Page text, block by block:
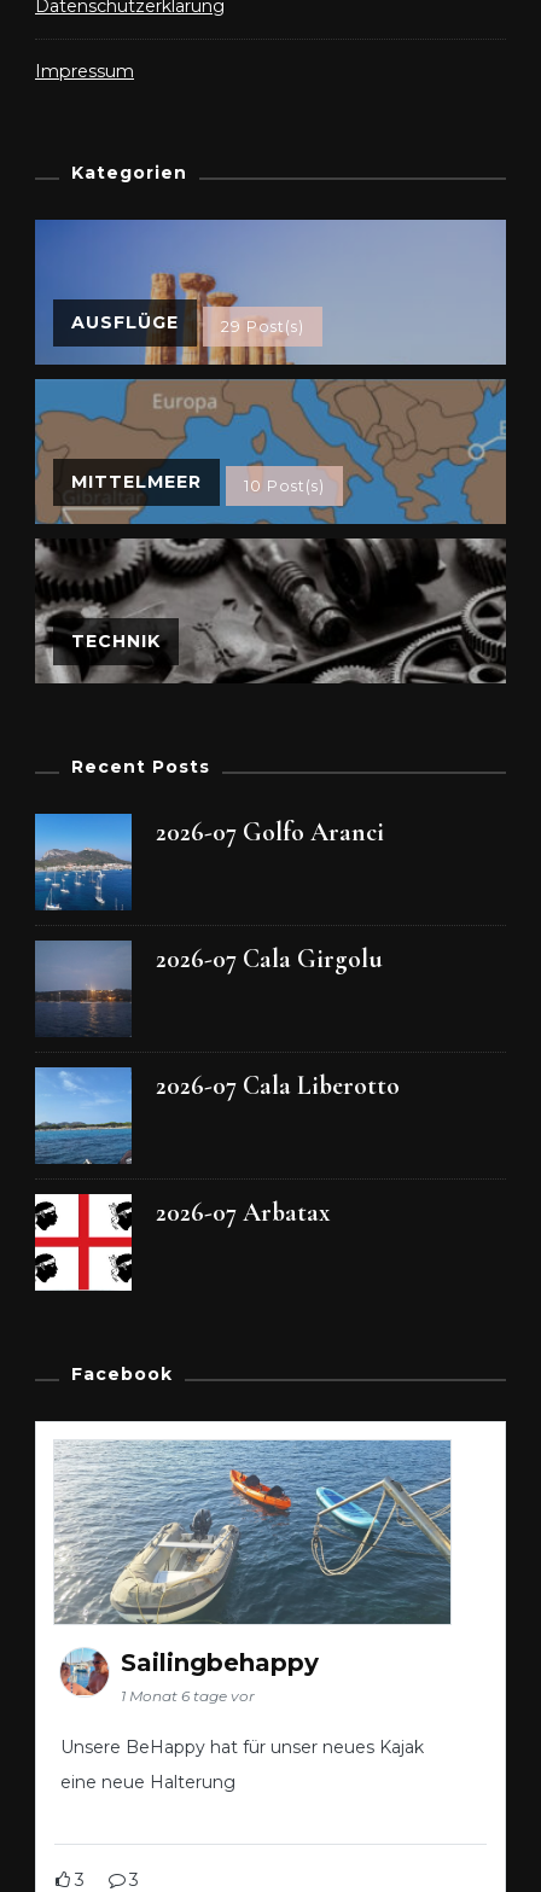
Datenschutzerklärung
Impressum
Kategorien
AUSFLÜGE 29 Post(s)
MITTELMEER 10 Post(s)
TECHNIK
Recent Posts
2026-07 Golfo Aranci
2026-07 Cala Girgolu
2026-07 Cala Liberotto
2026-07 Arbatax
Facebook
Sailingbehappy
1 Monat 6 tage vor
Unsere BeHappy hat für unser neues Kajak
eine neue Halterung
3 3